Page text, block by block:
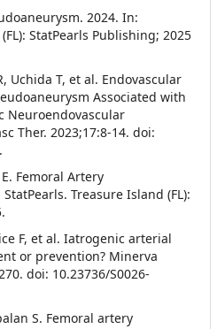
2024. In:
StatPearls Publishing; 2025
Uchida T, et al. Endovascular
Associated with
Neuroendovascular
Ther. 2023;17:8-14. doi:
Femoral Artery
Treasure Island (FL):
F, et al. Iatrogenic arterial
or prevention? Minerva
doi: 10.23736/S0026-
S. Femoral artery